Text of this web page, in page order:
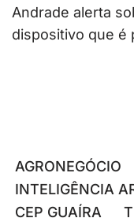
Andrade alerta
dispositivo que é
AGRONEGÓCIO
INTELIGÊNCIA
CEP GUAÍRA